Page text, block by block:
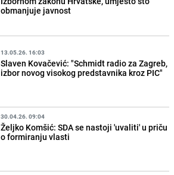
obmanjuje javnost
13.05.26. 16:03
Slaven Kovačević: "Schmidt radio za Zagreb,
izbor novog visokog predstavnika kroz PIC"
30.04.26. 09:04
Željko Komšić: SDA se nastoji 'uvaliti' u priču
o formiranju vlasti